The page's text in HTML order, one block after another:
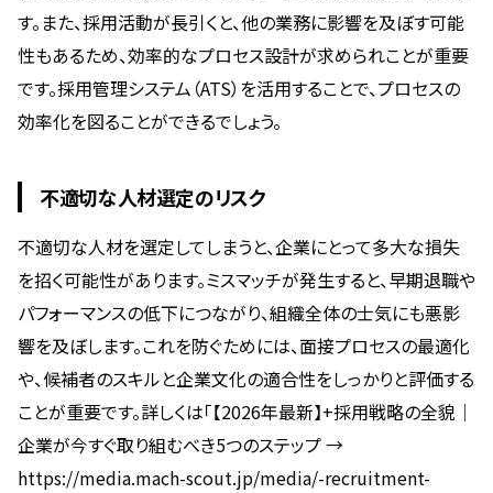
す。また、採用活動が長引くと、他の業務に影響を及ぼす可能
性もあるため、効率的なプロセス設計が求められことが重要
です。採用管理システム（ATS）を活用することで、プロセスの
効率化を図ることができるでしょう。
不適切な人材選定のリスク
不適切な人材を選定してしまうと、企業にとって多大な損失
を招く可能性があります。ミスマッチが発生すると、早期退職や
パフォーマンスの低下につながり、組織全体の士気にも悪影
響を及ぼします。これを防ぐためには、面接プロセスの最適化
や、候補者のスキルと企業文化の適合性をしっかりと評価する
ことが重要です。詳しくは「【2026年最新】+採用戦略の全貌｜
企業が今すぐ取り組むべき5つのステップ →
https://media.mach-scout.jp/media/-recruitment-